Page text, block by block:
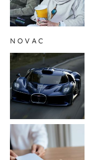
NOVAC